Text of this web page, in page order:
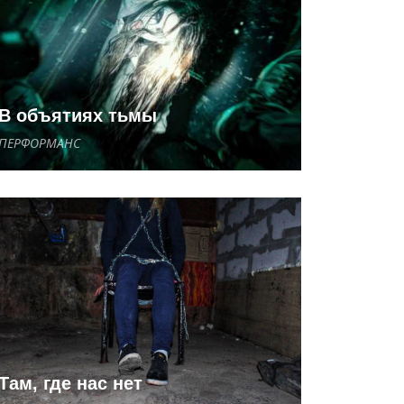
объятиях тьмы
где нас нет